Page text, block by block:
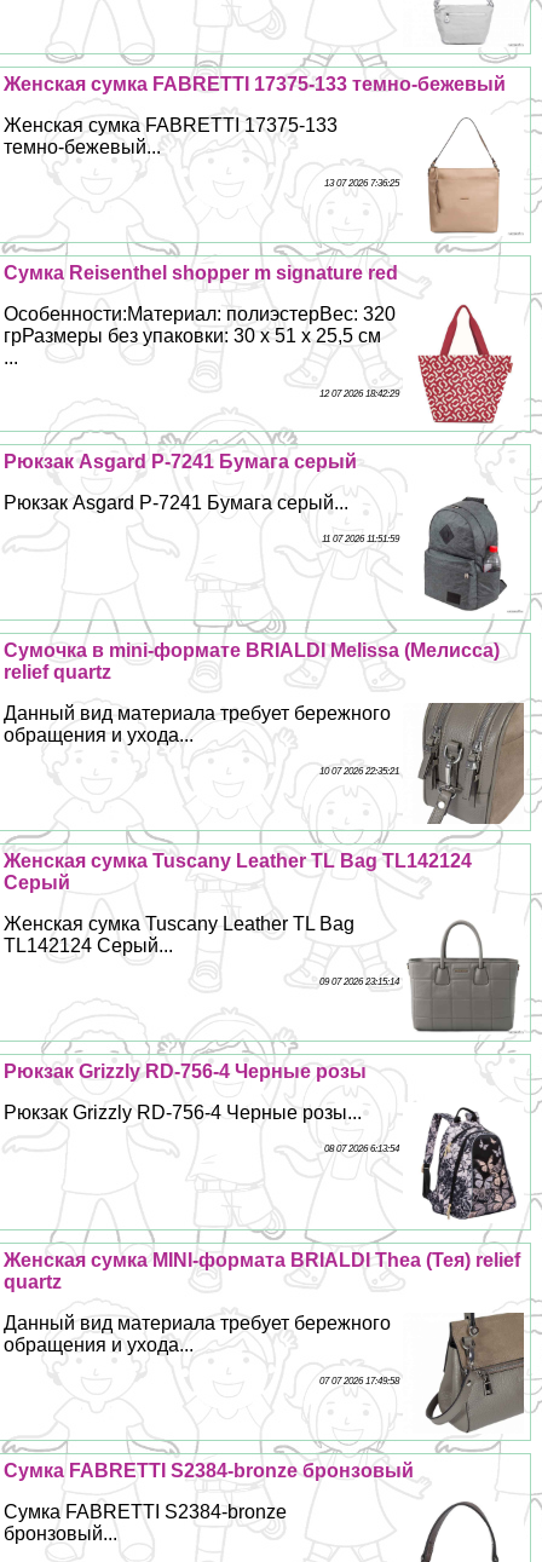
Женская сумка FABRETTI 17375-133 темно-бежевый
Женская сумка FABRETTI 17375-133
темно-бежевый...
13 07 2026 7:36:25
Сумка Reisenthel shopper m signature red
Особенности:Материал: полиэстерВес: 320
грРазмеры без упаковки: 30 х 51 х 25,5 см
...
12 07 2026 18:42:29
Рюкзак Asgard Р-7241 Бумага серый
Рюкзак Asgard Р-7241 Бумага серый...
11 07 2026 11:51:59
Сумочка в mini-формате BRIALDI Melissa (Мелисса)
relief quartz
Данный вид материала требует бережного
обращения и ухода...
10 07 2026 22:35:21
Женская сумка Tuscany Leather TL Bag TL142124
Серый
Женская сумка Tuscany Leather TL Bag
TL142124 Серый...
09 07 2026 23:15:14
Рюкзак Grizzly RD-756-4 Черные розы
Рюкзак Grizzly RD-756-4 Черные розы...
08 07 2026 6:13:54
Женская сумка MINI-формата BRIALDI Thea (Тея) relief
quartz
Данный вид материала требует бережного
обращения и ухода...
07 07 2026 17:49:58
Сумка FABRETTI S2384-bronze бронзовый
Сумка FABRETTI S2384-bronze
бронзовый...